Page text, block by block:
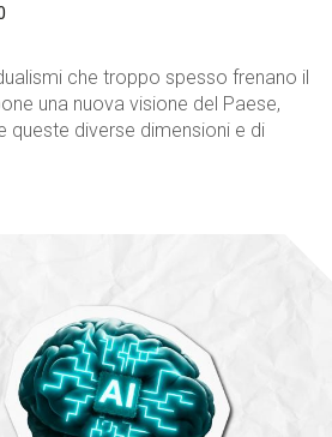
che troppo spesso frenano il
una nuova visione del Paese,
queste diverse dimensioni e di